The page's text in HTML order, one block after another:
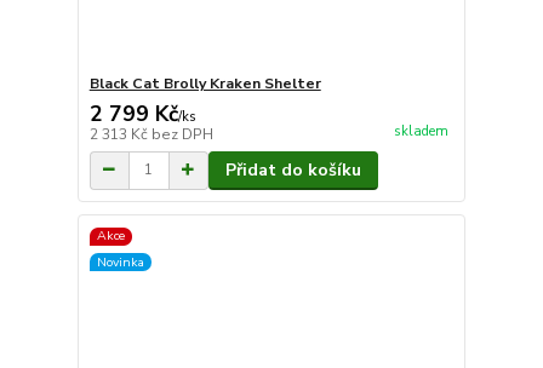
Black Cat Brolly Kraken Shelter
2 799 Kč/ks
2 313 Kč bez DPH skladem
Přidat do košíku
Akce
Novinka